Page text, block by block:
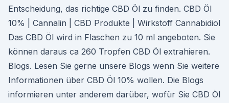
Entscheidung, das richtige CBD Öl zu finden. CBD Öl
10% | Cannalin | CBD Produkte | Wirkstoff Cannabidiol
Das CBD Öl wird in Flaschen zu 10 ml angeboten. Sie
können daraus ca 260 Tropfen CBD Öl extrahieren.
Blogs. Lesen Sie gerne unsere Blogs wenn Sie weitere
Informationen über CBD Öl 10% wollen. Die Blogs
informieren unter anderem darüber, wofür Sie CBD Öl